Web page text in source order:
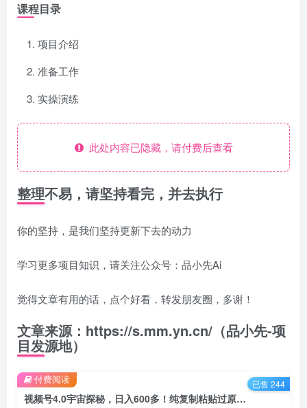
课程目录
项目介绍
准备工作
实操演练
此处内容已隐藏，请付费后查看
整理不易，请坚持看完，并去执行
你的坚持，是我们坚持更新下去的动力
学习更多项目知识，请关注公众号：品小先Ai
觉得文章有用的话，点个好看，转发朋友圈，多谢！
文章来源：https://s.mm.yn.cn/（品小先-项
目发源地）
视频号4.0宇宙探秘，日入600多！纯复制粘贴过原创，不用剪辑，小白轻松操作 - 资源之家
付费阅读 已售 244